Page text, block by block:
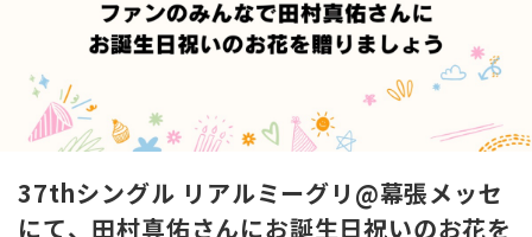
37thシングル リアルミーグリ@幕張メッセ
にて、田村真佑さんにお誕生日祝いのお花を